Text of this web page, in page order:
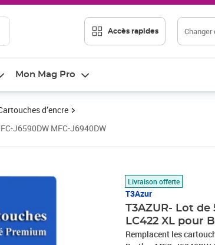
Accès rapides Changer
Mon Mag Pro
d’encre
J6590DW MFC-J6940DW
Livraison offerte
T3Azur
T3AZUR- Lot
LC422 XL pour
Remplacent les
Prix 18,25€